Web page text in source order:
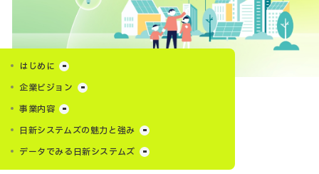
はじめに
企業ビジョン
事業内容
日新システムズの魅力と強み
データでみる日新システムズ